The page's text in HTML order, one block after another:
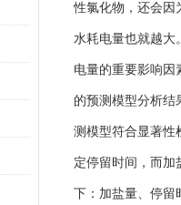
性氯化物，还会因
水耗电量也就越大
电量的重要影响因
的预测模型分析结
测模型符合显著性
定停留时间，而加
下：加盐量、停留